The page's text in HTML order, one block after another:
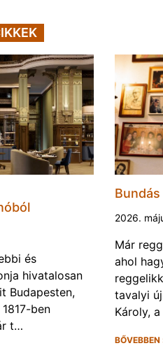
és
hivatalosan
Budapesten,
ben
t…
2026.
Már
ahol
tavalyi
Károly,
BŐVEBBEN